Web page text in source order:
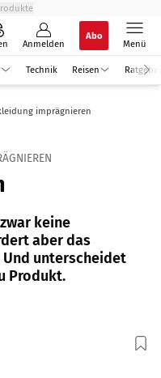
Anmelden
Abo
Menü
Technik Reisen Ratgeber
imprägnieren
keine
aber das
Und unterscheidet
Produkt.
Foto: Joos